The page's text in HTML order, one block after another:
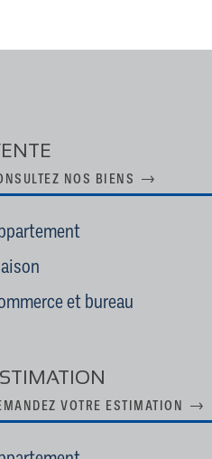
NOS BIENS
et bureau
VOTRE ESTIMATION